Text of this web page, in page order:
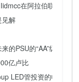
在阿拉伯联合酋长
见解
的PSU的“AA”级证券：
亿卢比
LED管投资的收购投标